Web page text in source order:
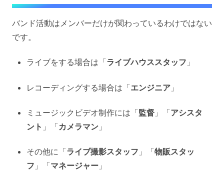
バンド活動はメンバーだけが関わっているわけではない
です。
ライブをする場合は「ライブハウススタッフ 」
レコーディングする場合は「エンジニア 」
ミュージックビデオ制作には「監督 」「アシスタ
ント 」「カメラマン 」
その他に「ライブ撮影スタッフ 」「物販スタッ
フ 」「マネージャー 」